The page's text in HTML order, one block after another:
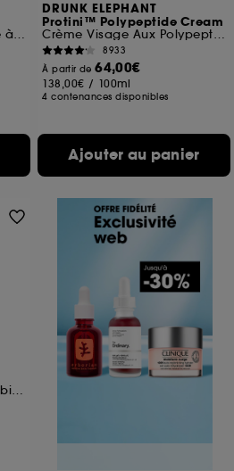
Crème de jour hydratante à la Centella Asiatica
DRUNK ELEPHANT
Protini™ Polypeptide Cream
Crème Visage Aux Polypeptides
8933
À partir de64,00€
138,00€ / 100ml
4 contenances disponibles
Ajouter au panier
Sérum réparateur aux probiotiques et à la niacinamide